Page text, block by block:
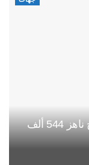
شمندر دكالة يسجل موسما قياسيا بإنتاج ناهز 544 ألف